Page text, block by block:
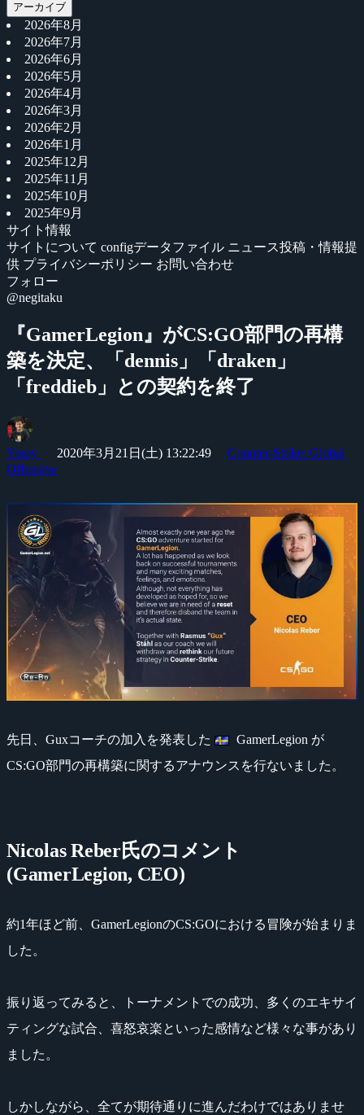
アーカイブ
2026年8月
2026年7月
2026年6月
2026年5月
2026年4月
2026年3月
2026年2月
2026年1月
2025年12月
2025年11月
2025年10月
2025年9月
サイト情報
サイトについて configデータファイル ニュース投稿・情報提
供 プライバシーポリシー お問い合わせ
フォロー
@negitaku
『GamerLegion』がCS:GO部門の再構
築を決定、「dennis」「draken」
「freddieb」との契約を終了
Yossy 2020年3月21日(土) 13:22:49
Counter-Strike: Global
Offensive
先日、Guxコーチの加入を発表した
GamerLegion が
CS:GO部門の再構築に関するアナウンスを行ないました。
Nicolas Reber氏のコメント
(GamerLegion, CEO)
約1年ほど前、GamerLegionのCS:GOにおける冒険が始まりま
した。
振り返ってみると、トーナメントでの成功、多くのエキサイ
ティングな試合、喜怒哀楽といった感情など様々な事があり
ました。
しかしながら、全てが期待通りに進んだわけではありませ